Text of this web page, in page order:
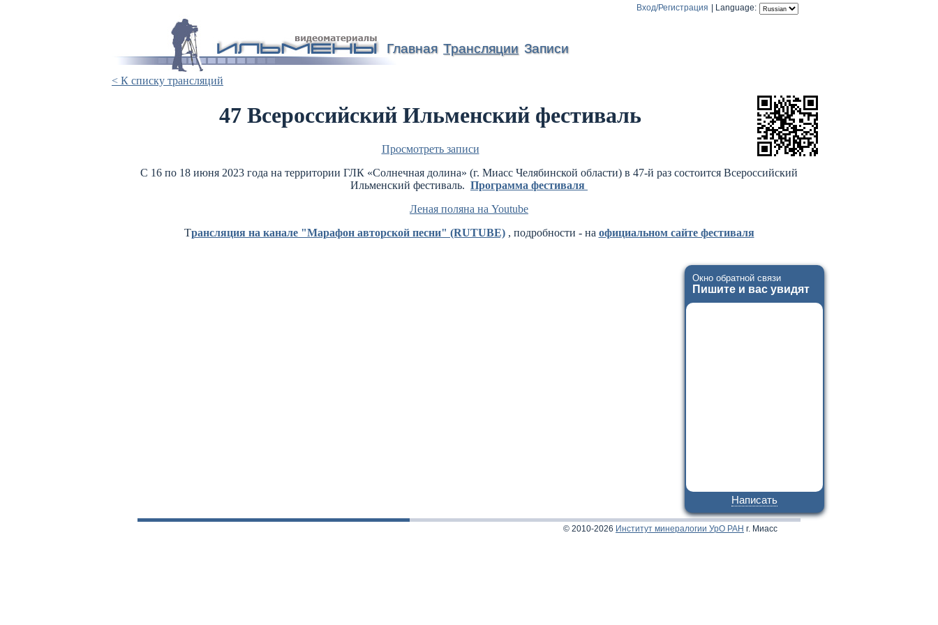
Language:
Вход/Регистрация
Главная Трансляции Записи
< К списку трансляций
47 Всероссийский Ильменский фестиваль
Просмотреть записи
С 16 по 18 июня 2023 года на территории ГЛК «Солнечная долина» (г. Миасс Челябинской области) в 47-й раз состоится Всероссийский
Ильменский фестиваль. Программа фестиваля
Леная поляна на Youtube
Трансляция на канале "Марафон авторской песни" (RUTUBE), подробности - на официальном сайте фестиваля
Окно обратной связи
Пишите и вас увидят
Написать
© 2010-2026 Институт минералогии УрО РАН г. Миасс